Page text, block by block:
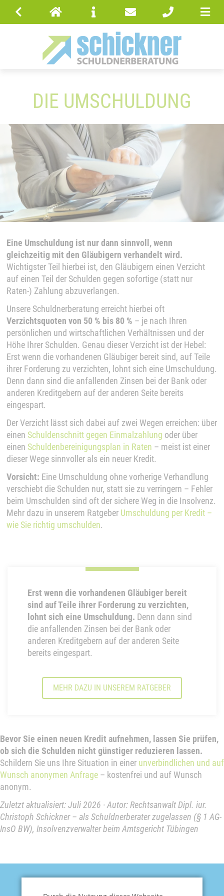
DIE UMSCHULDUNG
Eine Umschuldung ist nur dann sinnvoll, wenn
gleichzeitig mit den Gläubigern verhandelt wird.
Wichtigster Teil hierbei ist, den Gläubigern einen Verzicht
auf einen Teil der Schulden gegen sofortige (statt nur
Raten-) Zahlung abzuverlangen.
Unsere Schuldnerberatung erreicht hierbei oft
Verzichtsquoten von 50 % bis 80 % – je nach Ihren
persönlichen und wirtschaftlichen Verhältnissen und der
Höhe Ihrer Schulden. Genau dieser Verzicht ist der Hebel:
Erst wenn die vorhandenen Gläubiger bereit sind, auf Teile
ihrer Forderung zu verzichten, lohnt sich eine Umschuldung.
Denn dann sind die anfallenden Zinsen bei der Bank oder
anderen Kreditgebern auf der anderen Seite bereits
eingespart.
Der Verzicht lässt sich dabei auf zwei Wegen erreichen: über
einen Schuldenschnitt gegen Einmalzahlung oder über
einen Schuldenbereinigungsplan in Raten – meist ist einer
dieser Wege sinnvoller als ein neuer Kredit.
Vorsicht: Eine Umschuldung ohne vorherige Verhandlung
verschiebt die Schulden nur, statt sie zu verringern – Fehler
beim Umschulden sind oft der sichere Weg in die Insolvenz.
Mehr dazu in unserem Ratgeber Umschuldung per Kredit –
wie Sie richtig umschulden.
Erst wenn die vorhandenen Gläubiger bereit
sind auf Teile ihrer Forderung zu verzichten,
lohnt sich eine Umschuldung. Denn dann sind
die anfallenden Zinsen bei der Bank oder
anderen Kreditgebern auf der anderen Seite
bereits eingespart.
MEHR DAZU IN UNSEREM RATGEBER
Bevor Sie einen neuen Kredit aufnehmen, lassen Sie prüfen,
ob sich die Schulden nicht günstiger reduzieren lassen.
Schildern Sie uns Ihre Situation in einer unverbindlichen und auf
Wunsch anonymen Anfrage – kostenfrei und auf Wunsch
anonym.
Zuletzt aktualisiert: Juli 2026 · Autor: Rechtsanwalt Dipl. iur.
Christoph Schickner – als Schuldnerberater zugelassen (§ 1 AG-
InsO BW), Insolvenzverwalter beim Amtsgericht Tübingen